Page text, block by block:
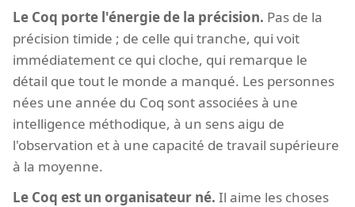
Le Coq porte l'énergie de la précision. Pas de la
précision timide ; de celle qui tranche, qui voit
immédiatement ce qui cloche, qui remarque le
détail que tout le monde a manqué. Les personnes
nées une année du Coq sont associées à une
intelligence méthodique, à un sens aigu de
l'observation et à une capacité de travail supérieure
à la moyenne.
Le Coq est un organisateur né. Il aime les choses